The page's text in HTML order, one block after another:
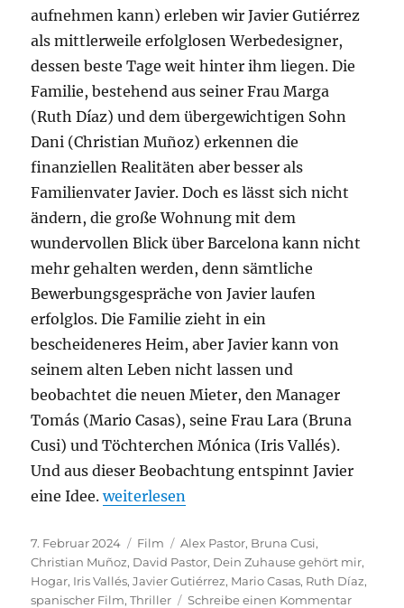
aufnehmen kann) erleben wir Javier Gutiérrez
als mittlerweile erfolglosen Werbedesigner,
dessen beste Tage weit hinter ihm liegen. Die
Familie, bestehend aus seiner Frau Marga
(Ruth Díaz) und dem übergewichtigen Sohn
Dani (Christian Muñoz) erkennen die
finanziellen Realitäten aber besser als
Familienvater Javier. Doch es lässt sich nicht
ändern, die große Wohnung mit dem
wundervollen Blick über Barcelona kann nicht
mehr gehalten werden, denn sämtliche
Bewerbungsgespräche von Javier laufen
erfolglos. Die Familie zieht in ein
bescheideneres Heim, aber Javier kann von
seinem alten Leben nicht lassen und
beobachtet die neuen Mieter, den Manager
Tomás (Mario Casas), seine Frau Lara (Bruna
Cusi) und Töchterchen Mónica (Iris Vallés).
Und aus dieser Beobachtung entspinnt Javier
eine Idee.„Dein Zuhause gehört mir“
weiterlesen
Veröffentlicht
am
7. Februar 2024 Kategorien
Film Schlagwörter
Alex Pastor, Bruna Cusi,
Christian Muñoz, David Pastor, Dein Zuhause gehört mir,
Hogar, Iris Vallés,Javier Gutiérrez, Mario Casas, Ruth Díaz,
spanischer Film,Thriller Schreibe einen Kommentarzu